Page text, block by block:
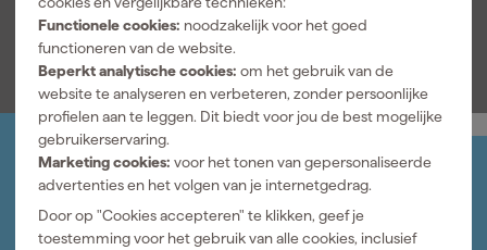
Functionele cookies: noodzakelijk voor het goed
functioneren van de website.
Beperkt analytische cookies: om het gebruik van de
website te analyseren en verbeteren, zonder persoonlijke
profielen aan te leggen. Dit biedt voor jou de best mogelijke
gebruikerservaring.
Marketing cookies: voor het tonen van gepersonaliseerde
advertenties en het volgen van je internetgedrag.
Door op "Cookies accepteren" te klikken, geef je
toestemming voor het gebruik van alle cookies, inclusief
Bekijk alle kenmerken
Jouw account
Log-in en beheer je bestellingen en gegevens
Nieuwsbrief
Inschrijven wekelijkse nieuwsbrief